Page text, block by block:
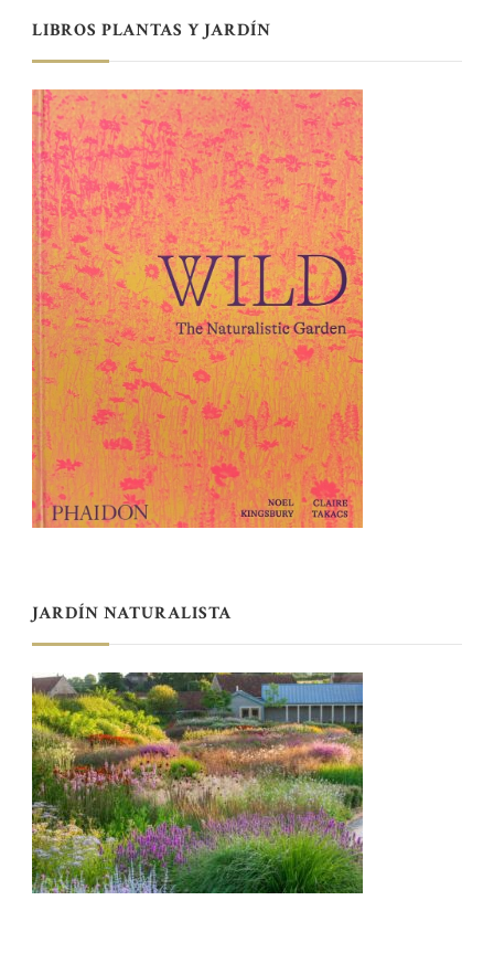
LIBROS PLANTAS Y JARDÍN
JARDÍN NATURALISTA